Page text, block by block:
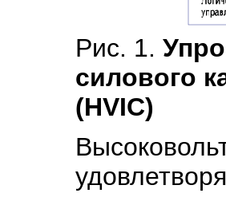
Рис. 1.
силового
(HVIC)